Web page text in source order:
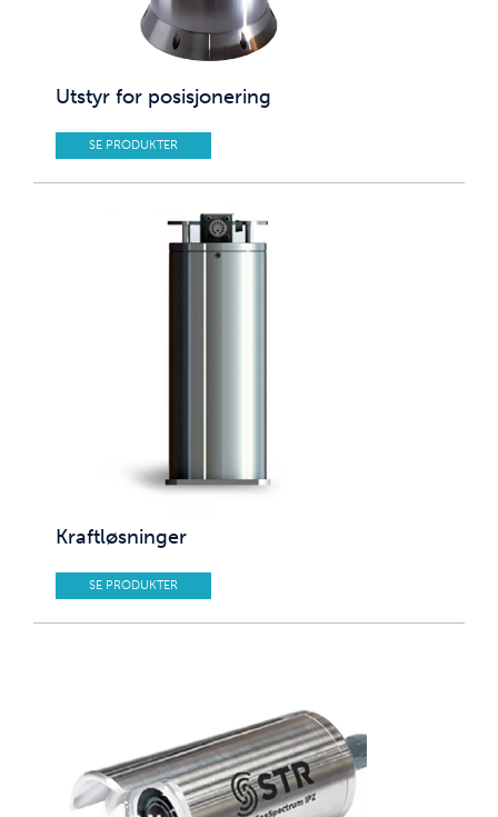
Utstyr for posisjonering
SE PRODUKTER
Kraftløsninger
SE PRODUKTER